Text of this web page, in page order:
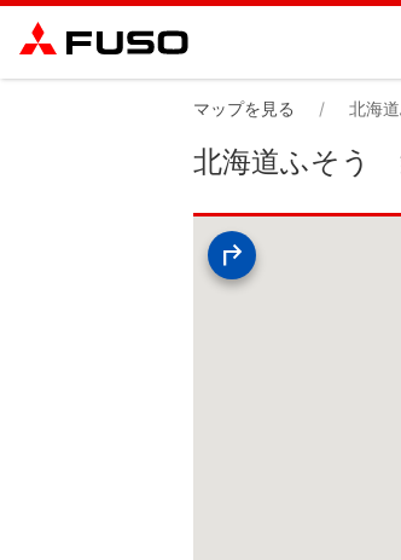
マップを見る 北海
北海道ふそう